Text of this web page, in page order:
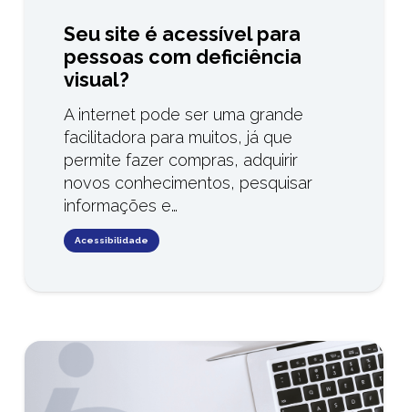
Seu site é acessível para
pessoas com deficiência
visual?
A internet pode ser uma grande
facilitadora para muitos, já que
permite fazer compras, adquirir
novos conhecimentos, pesquisar
informações e…
Acessibilidade